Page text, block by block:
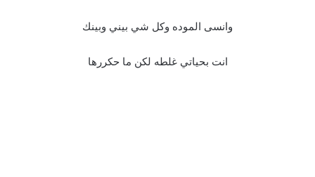
وانسى الموده وكل شي بيني وبينك
انت بحياتي غلطه لكن ما حكررها